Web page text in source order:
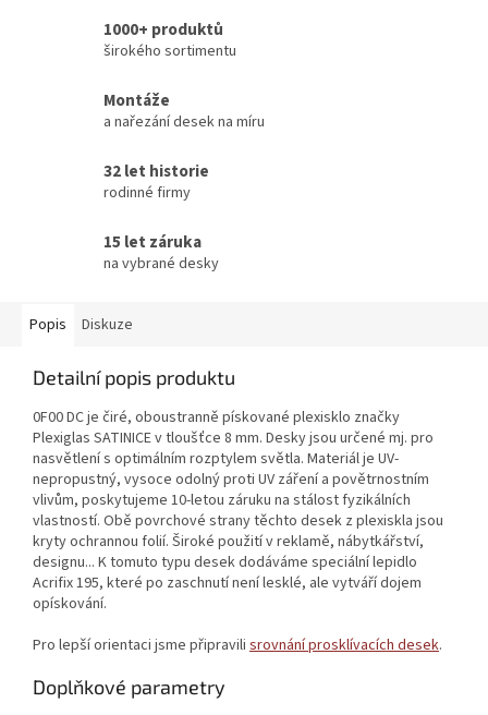
1000+ produktů
širokého sortimentu
Montáže
a nařezání desek na míru
32 let historie
rodinné firmy
15 let záruka
na vybrané desky
Popis Diskuze
Detailní popis produktu
0F00 DC je čiré, oboustranně pískované plexisklo značky
Plexiglas SATINICE v tloušťce 8 mm. Desky jsou určené mj. pro
nasvětlení s optimálním rozptylem světla. Materiál je UV-
nepropustný, vysoce odolný proti UV záření a povětrnostním
vlivům, poskytujeme 10-letou záruku na stálost fyzikálních
vlastností. Obě povrchové strany těchto desek z plexiskla jsou
kryty ochrannou folií. Široké použití v reklamě, nábytkářství,
designu... K tomuto typu desek dodáváme speciální lepidlo
Acrifix 195, které po zaschnutí není lesklé, ale vytváří dojem
opískování.
Pro lepší orientaci jsme připravili srovnání prosklívacích desek.
Doplňkové parametry